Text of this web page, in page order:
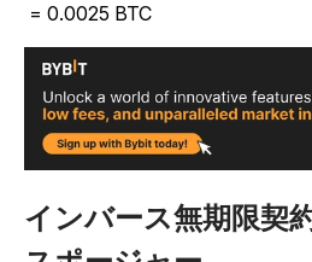
= 0.0025 BTC
インバース無期限契